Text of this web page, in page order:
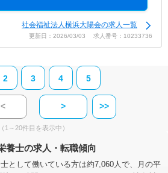
社会福祉法人横浜大陽会の求人一覧
更新日：2026/03/03 求人番号：10233736
2 3 4 5
< > >>
（1～20件目を表示中）
養士の求人・転職傾向
として働いている方は約7,060人で、月の平